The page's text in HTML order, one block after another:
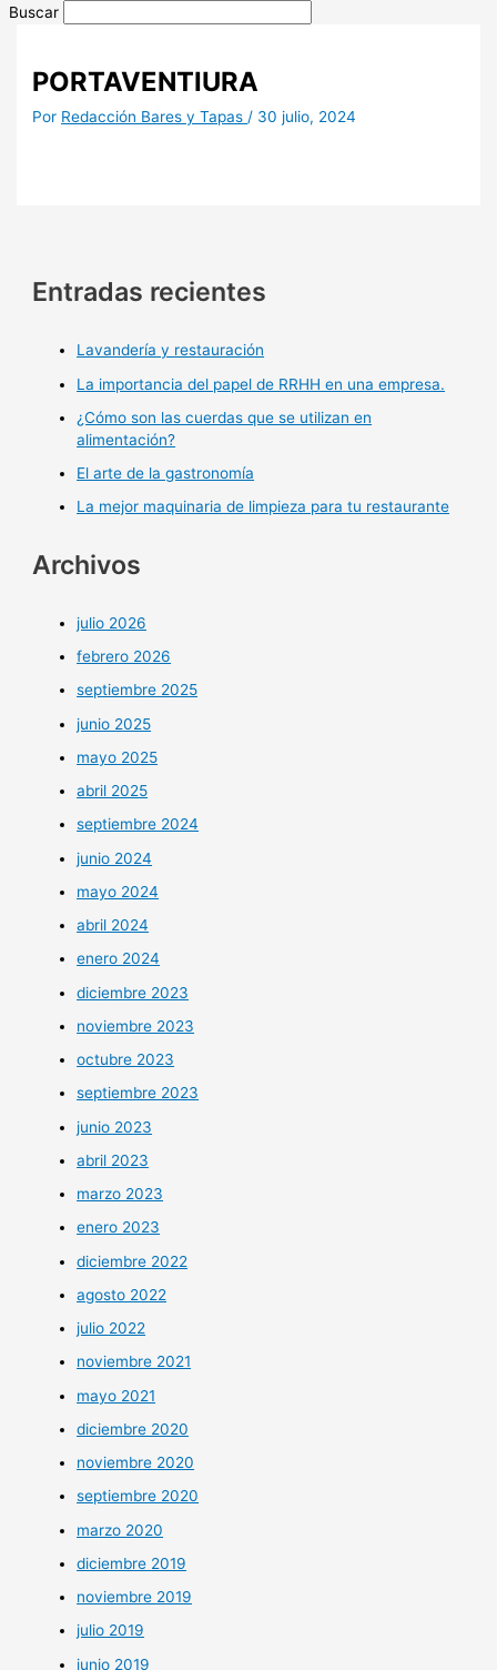
Buscar
PORTAVENTIURA
Por Redacción Bares y Tapas/ 30 julio, 2024
Entradas recientes
Lavandería y restauración
La importancia del papel de RRHH en una empresa.
¿Cómo son las cuerdas que se utilizan en
alimentación?
El arte de la gastronomía
La mejor maquinaria de limpieza para tu restaurante
Archivos
julio 2026
febrero 2026
septiembre 2025
junio 2025
mayo 2025
abril 2025
septiembre 2024
junio 2024
mayo 2024
abril 2024
enero 2024
diciembre 2023
noviembre 2023
octubre 2023
septiembre 2023
junio 2023
abril 2023
marzo 2023
enero 2023
diciembre 2022
agosto 2022
julio 2022
noviembre 2021
mayo 2021
diciembre 2020
noviembre 2020
septiembre 2020
marzo 2020
diciembre 2019
noviembre 2019
julio 2019
junio 2019